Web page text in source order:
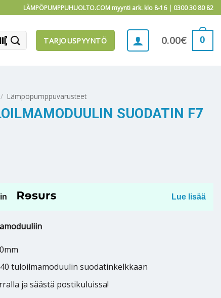
LÄMPÖPUMPPUHUOLTO.COM myynti ark. klo 8-16 | 0300 30 80 82
TARJOUSPYYNTÖ 0.00€ 0
/ Lämpöpumppuvarusteet
SUODATIN F7
Lue lisää
tuloilmamoduulin suodatinkelkkaan
ja säästä postikuluissa!